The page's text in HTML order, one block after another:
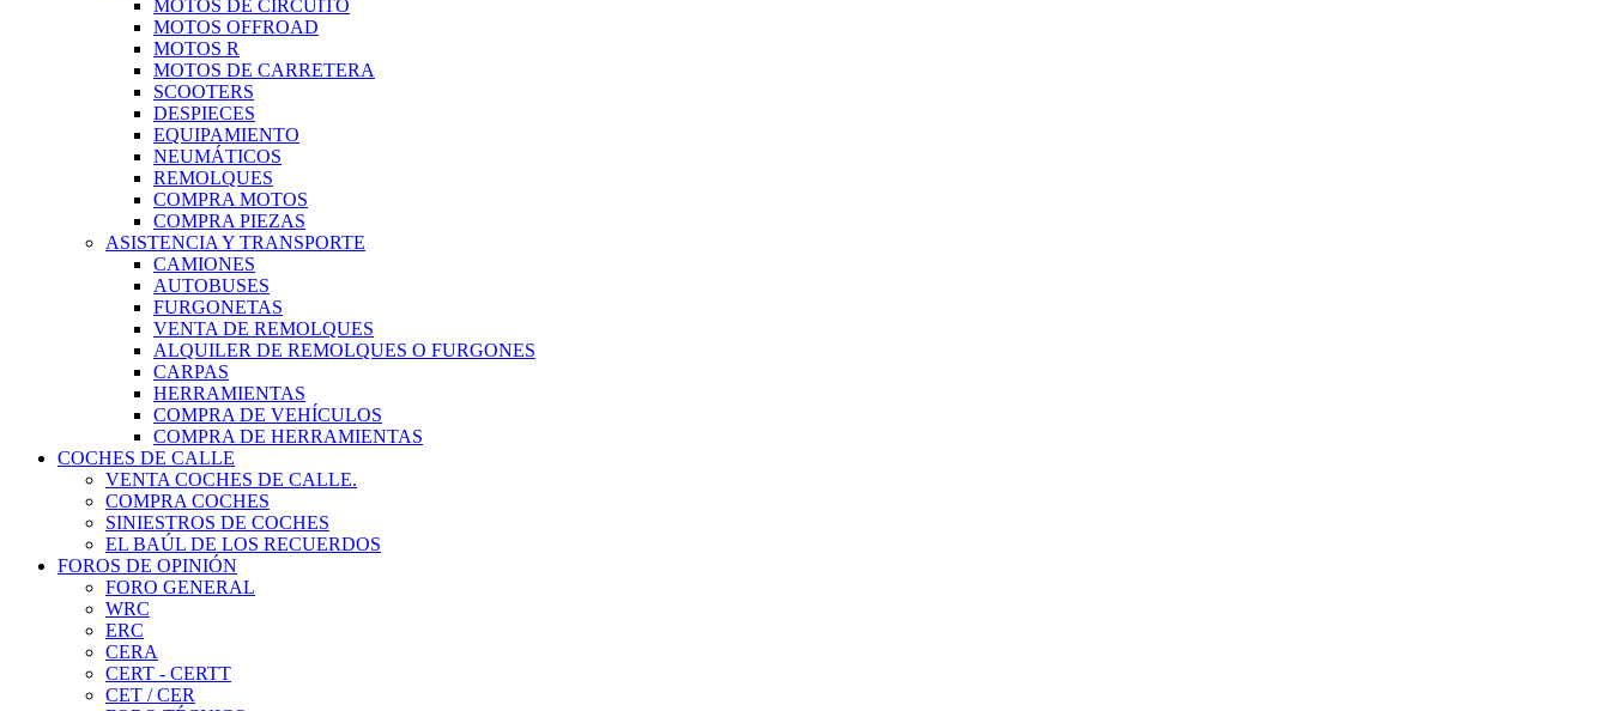
MOTOS DE CIRCUITO
MOTOS OFFROAD
MOTOS R
MOTOS DE CARRETERA
SCOOTERS
DESPIECES
EQUIPAMIENTO
NEUMÁTICOS
REMOLQUES
COMPRA MOTOS
COMPRA PIEZAS
ASISTENCIA Y TRANSPORTE
CAMIONES
AUTOBUSES
FURGONETAS
VENTA DE REMOLQUES
ALQUILER DE REMOLQUES O FURGONES
CARPAS
HERRAMIENTAS
COMPRA DE VEHÍCULOS
COMPRA DE HERRAMIENTAS
COCHES DE CALLE
VENTA COCHES DE CALLE.
COMPRA COCHES
SINIESTROS DE COCHES
EL BAÚL DE LOS RECUERDOS
FOROS DE OPINIÓN
FORO GENERAL
WRC
ERC
CERA
CERT - CERTT
CET / CER